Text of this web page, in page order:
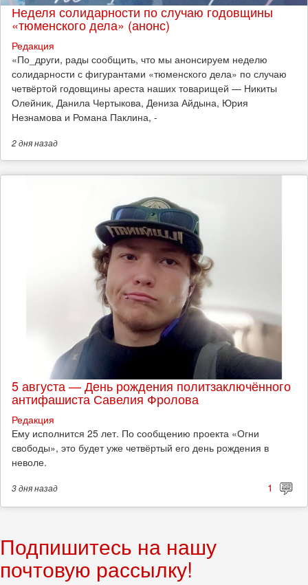
Неделя солидарности по случаю годовщины
«тюменского дела» (анонс)
Редакция
​«По_други, рады сообщить, что мы анонсируем неделю
солидарности с фигурантами «тюменского дела» по случаю
четвёртой годовщины ареста наших товарищей — Никиты
Олейник, Данила Чертыкова, Дениза Айдына, Юрия
Незнамова и Романа Паклина, -
2 дняназад
5 августа — День рождения политзаключённого
антифашиста Савелия Фролова
Редакция
Ему исполнится 25 лет. По сообщению проекта «Огни
свободы», это будет уже четвёртый его день рождения в
неволе.
3 дняназад 1
Подпишитесь на нашу
почтовую рассылку!